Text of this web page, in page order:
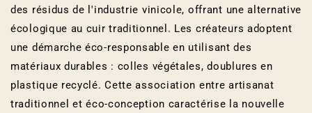
des résidus de l'industrie vinicole, offrant une alternative
écologique au cuir traditionnel. Les créateurs adoptent
une démarche éco-responsable en utilisant des
matériaux durables : colles végétales, doublures en
plastique recyclé. Cette association entre artisanat
traditionnel et éco-conception caractérise la nouvelle